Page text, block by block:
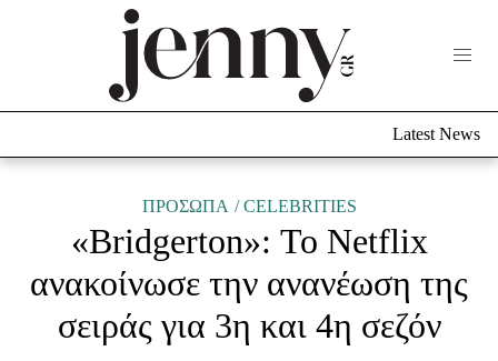
Culture
Fashion
Shopping
Styling Tips
Fashion News
Latest News
ΠΡΟΣΩΠΑ CELEBRITIES
«Bridgerton»: Το Netflix
ανακοίνωσε την ανανέωση της
σειράς για 3η και 4η σεζόν